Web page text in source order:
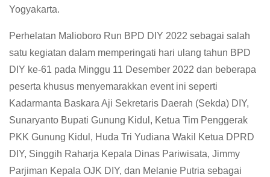
Yogyakarta.
Perhelatan Malioboro Run BPD DIY 2022 sebagai salah
satu kegiatan dalam memperingati hari ulang tahun BPD
DIY ke-61 pada Minggu 11 Desember 2022 dan beberapa
peserta khusus menyemarakkan event ini seperti
Kadarmanta Baskara Aji Sekretaris Daerah (Sekda) DIY,
Sunaryanto Bupati Gunung Kidul, Ketua Tim Penggerak
PKK Gunung Kidul, Huda Tri Yudiana Wakil Ketua DPRD
DIY, Singgih Raharja Kepala Dinas Pariwisata, Jimmy
Parjiman Kepala OJK DIY, dan Melanie Putria sebagai